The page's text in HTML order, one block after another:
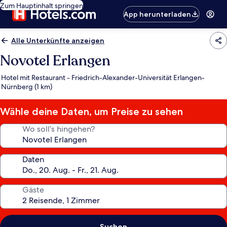
Zum Hauptinhalt springen
App herunterladen
Alle Unterkünfte anzeigen
Novotel Erlangen
Hotel mit Restaurant - Friedrich-Alexander-Universität Erlangen-
Nürnberg (1 km)
Wähle deine Daten, um Preise zu sehen
Wo soll’s hingehen?
Daten
Gäste